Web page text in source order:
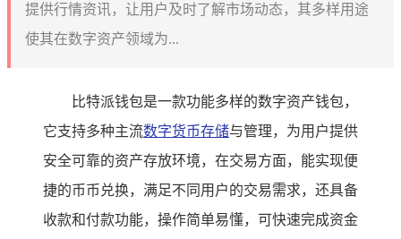
提供行情资讯，让用户及时了解市场动态，其多样用途
使其在数字资产领域为...
比特派钱包是一款功能多样的数字资产钱包，
它支持多种主流数字货币存储与管理，为用户提供
安全可靠的资产存放环境，在交易方面，能实现便
捷的币币兑换，满足不同用户的交易需求，还具备
收款和付款功能，操作简单易懂，可快速完成资金